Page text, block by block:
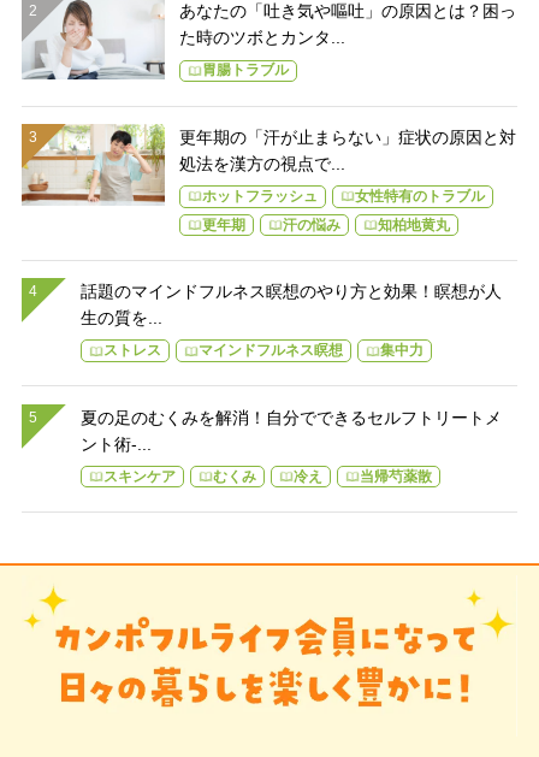
あなたの「吐き気や嘔吐」の原因とは？困っ
た時のツボとカンタ...
胃腸トラブル
更年期の「汗が止まらない」症状の原因と対
処法を漢方の視点で...
ホットフラッシュ
女性特有のトラブル
更年期
汗の悩み 知柏地黄丸
話題のマインドフルネス瞑想のやり方と効果！瞑想が人
生の質を...
ストレス マインドフルネス瞑想 集中力
夏の足のむくみを解消！自分でできるセルフトリートメ
ント術-...
スキンケア むくみ 冷え 当帰芍薬散